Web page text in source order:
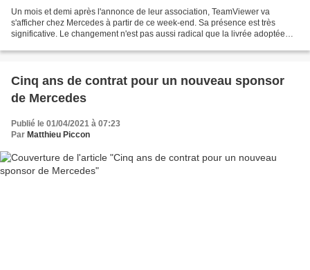
Un mois et demi après l'annonce de leur association, TeamViewer va
s'afficher chez Mercedes à partir de ce week-end. Sa présence est très
significative. Le changement n'est pas aussi radical que la livrée adoptée
Cinq ans de contrat pour un nouveau sponsor
de Mercedes
Publié le 01/04/2021 à 07:23
Par Matthieu Piccon